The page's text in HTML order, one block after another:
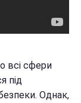
всі сфери
під
Однак,